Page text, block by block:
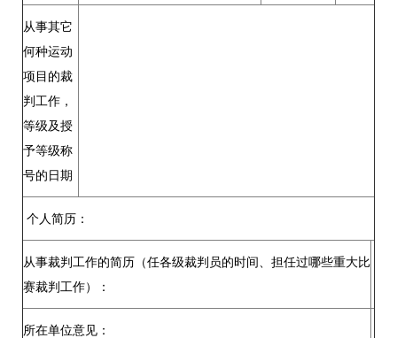
从事其它
何种运动
项目的裁
判工作，
等级及授
予等级称
号的日期
个人简历：
从事裁判工作的简历（任各级裁判员的时间、担任过哪些重大比
赛裁判工作）：
所在单位意见：